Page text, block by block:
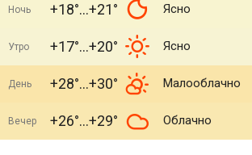
Ночь +18° +21° Ясно
Утро +17° +20° Ясно
День +28° +30° Малооблачно
Вечер +26° +29° Облачно